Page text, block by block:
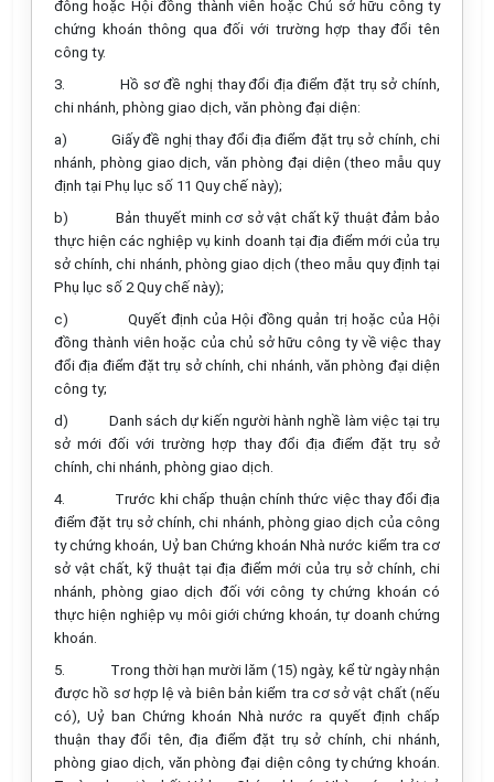
đông hoặc Hội đồng thành viên hoặc Chủ sở hữu công ty
chứng khoán thông qua đối với trường hợp thay đổi tên
công ty.
3.
Hồ sơ đề nghị thay đổi địa điểm đặt trụ sở chính,
chi nhánh, phòng giao dịch, văn phòng đại diện:
a)
Giấy đề nghị thay đổi địa điểm đặt trụ sở chính, chi
nhánh, phòng giao dịch, văn phòng đại diện (theo mẫu quy
định tại Phụ lục số 11 Quy chế này);
b)
Bản thuyết minh cơ sở vật chất kỹ thuật đảm bảo
thực hiện các nghiệp vụ kinh doanh tại địa điểm mới của trụ
sở chính, chi nhánh, phòng giao dịch (theo mẫu quy định tại
Phụ lục số 2 Quy chế này);
c)
Quyết định của Hội đồng quản trị hoặc của Hội
đồng thành viên hoặc của chủ sở hữu công ty về việc thay
đổi địa điểm đặt trụ sở chính, chi nhánh, văn phòng đại diện
công ty;
d)
Danh sách dự kiến người hành nghề làm việc tại trụ
sở mới đối với trường hợp thay đổi địa điểm đặt trụ sở
chính, chi nhánh, phòng giao dịch.
4.
Trước khi chấp thuận chính thức việc thay đổi địa
điểm đặt trụ sở chính, chi nhánh, phòng giao dịch của công
ty chứng khoán, Uỷ ban Chứng khoán Nhà nước kiểm tra cơ
sở vật chất, kỹ thuật tại địa điểm mới của trụ sở chính, chi
nhánh, phòng giao dịch đối với công ty chứng khoán có
thực hiện nghiệp vụ môi giới chứng khoán, tự doanh chứng
khoán.
5.
Trong thời hạn mười lăm (15) ngày, kể từ ngày nhận
được hồ sơ hợp lệ và biên bản kiểm tra cơ sở vật chất (nếu
có), Uỷ ban Chứng khoán Nhà nước ra quyết định chấp
thuận thay đổi tên, địa điểm đặt trụ sở chính, chi nhánh,
phòng giao dịch, văn phòng đại diện công ty chứng khoán.